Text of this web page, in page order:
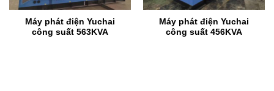
Máy phát điện Yuchai
công suất 563KVA
Máy phát điện Yuchai
công suất 456KVA